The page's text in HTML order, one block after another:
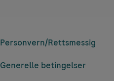
Personvern/Rettsmessig
Generelle betingelser